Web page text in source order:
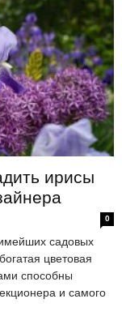
ирисы
0
садовых
цветовая
способны
и самого